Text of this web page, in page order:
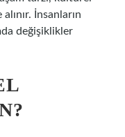
İnsanların
değişiklikler